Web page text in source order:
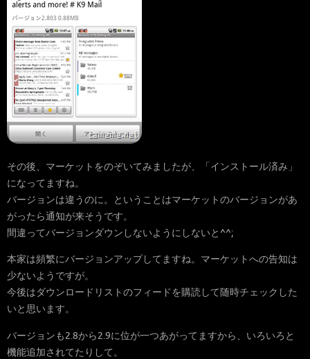
その後、マーケットをのぞいてみましたが、「インストール済み」
になってますね。
バージョンは違うのに。ということはマーケットのバージョンがあ
がったら通知が来そうです。
間違ってバージョンダウンしないようにしないと^^;
本家は頻繁にバージョンアップしてますね。マーケットへの告知は
少ないようですが。
今後はダウンロードリストのフィードを購読して随時チェックした
いと思います。
バージョンも2.8から2.9に位が一つあがってますから、いろいろと
機能追加されてたりして。